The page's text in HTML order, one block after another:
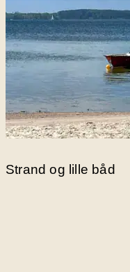
Strand og lille båd